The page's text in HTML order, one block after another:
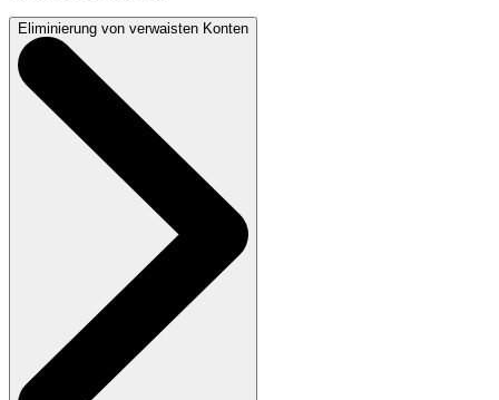
Eliminierung von verwaisten Konten